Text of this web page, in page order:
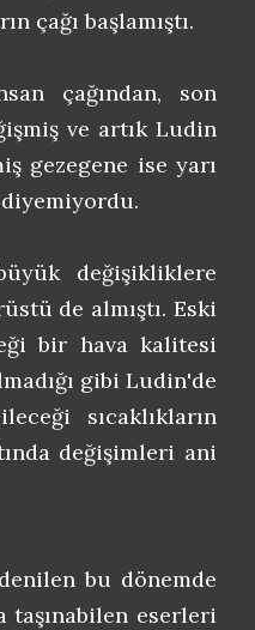
çağı başlamıştı.
çağından, son
ve artık Ludin
gezegene ise yarı
değişikliklere
de almıştı. Eski
bir hava kalitesi
gibi Ludin'de
sıcaklıkların
değişimleri ani
bu dönemde
taşınabilen eserleri